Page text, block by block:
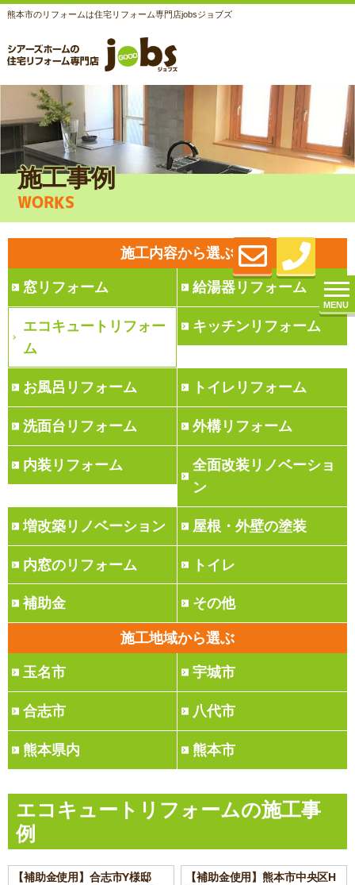
熊本市のリフォームは住宅リフォーム専門店jobsジョブズ
MENU
施工事例
WORKS
施工内容から選ぶ
窓リフォーム 給湯器リフォーム
エコキュートリフォー
ム
キッチンリフォーム
お風呂リフォーム トイレリフォーム
洗面台リフォーム 外構リフォーム
内装リフォーム
全面改装リノベーショ
ン
増改築リノベーション 屋根・外壁の塗装
内窓のリフォーム トイレ
補助金 その他
施工地域から選ぶ
玉名市 宇城市
合志市 八代市
熊本県内 熊本市
エコキュートリフォームの施工事
例
【補助金使用】合志市Y様邸
【補助金使用】熊本市中央区H